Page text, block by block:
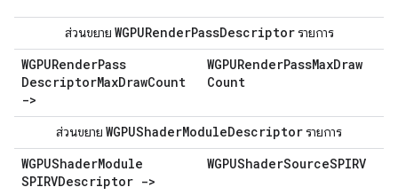
ส่วนขยาย WGPURenderPassDescriptorรายการ
WGPURenderPass
DescriptorMaxDrawCount
->
WGPURenderPassMaxDraw
Count
ส่วนขยาย WGPUShaderModuleDescriptorรายการ
WGPUShaderModule
SPIRVDescriptor ->
WGPUShaderSourceSPIRV